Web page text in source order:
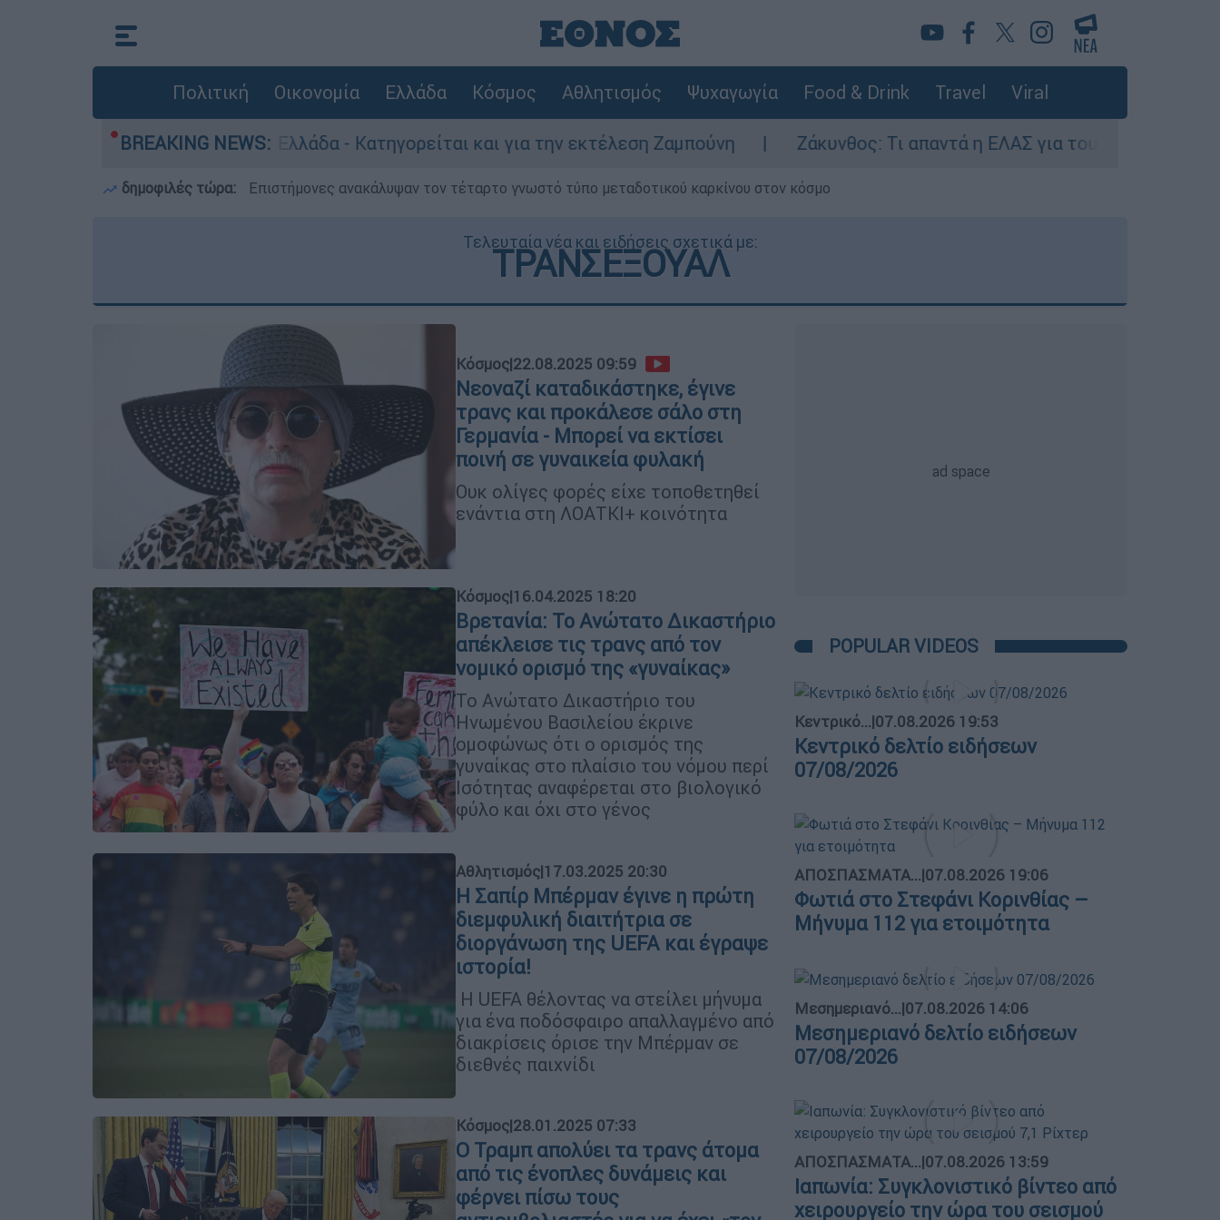
Πολιτική Οικονομία Ελλάδα Κόσμος Αθλητισμός Ψυχαγωγία Food & Drink Travel Viral
BREAKING NEWS:
στην Ελλάδα - Κατηγορείται και για την εκτέλεση Ζαμπούνη Ζάκυνθος: Τι απαντά η ΕΛΑΣ για τους 8 βιασμούς τουριστριών
δημοφιλές τώρα: Επιστήμονες ανακάλυψαν τον τέταρτο γνωστό τύπο μεταδοτικού καρκίνου στον κόσμο
Τελευταία νέα και ειδήσεις σχετικά με:
ΤΡΑΝΣΕΞΟΥΑΛ
Κόσμος|22.08.2025 09:59
Νεοναζί καταδικάστηκε, έγινε
τρανς και προκάλεσε σάλο στη
Γερμανία - Μπορεί να εκτίσει
ποινή σε γυναικεία φυλακή
Ουκ ολίγες φορές είχε τοποθετηθεί
ενάντια στη ΛΟΑΤΚΙ+ κοινότητα
Κόσμος|16.04.2025 18:20
Βρετανία: Το Ανώτατο Δικαστήριο
απέκλεισε τις τρανς από τον
νομικό ορισμό της «γυναίκας»
Το Ανώτατο Δικαστήριο του
Ηνωμένου Βασιλείου έκρινε
ομοφώνως ότι ο ορισμός της
γυναίκας στο πλαίσιο του νόμου περί
Ισότητας αναφέρεται στο βιολογικό
φύλο και όχι στο γένος
Αθλητισμός|17.03.2025 20:30
Η Σαπίρ Μπέρμαν έγινε η πρώτη
διεμφυλική διαιτήτρια σε
διοργάνωση της UEFA και έγραψε
ιστορία!
Η UEFA θέλοντας να στείλει μήνυμα
για ένα ποδόσφαιρο απαλλαγμένο από
διακρίσεις όρισε την Μπέρμαν σε
διεθνές παιχνίδι
Κόσμος|28.01.2025 07:33
Ο Τραμπ απολύει τα τρανς άτομα
από τις ένοπλες δυνάμεις και
φέρνει πίσω τους
POPULAR VIDEOS
Κεντρικό...|07.08.2026 19:53
Κεντρικό δελτίο ειδήσεων
07/08/2026
ΑΠΟΣΠΑΣΜΑΤΑ...|07.08.2026 19:06
Φωτιά στο Στεφάνι Κορινθίας –
Μήνυμα 112 για ετοιμότητα
Μεσημεριανό...|07.08.2026 14:06
Μεσημεριανό δελτίο ειδήσεων
07/08/2026
ΑΠΟΣΠΑΣΜΑΤΑ...|07.08.2026 13:59
Ιαπωνία: Συγκλονιστικό βίντεο από
χειρουργείο την ώρα του σεισμού